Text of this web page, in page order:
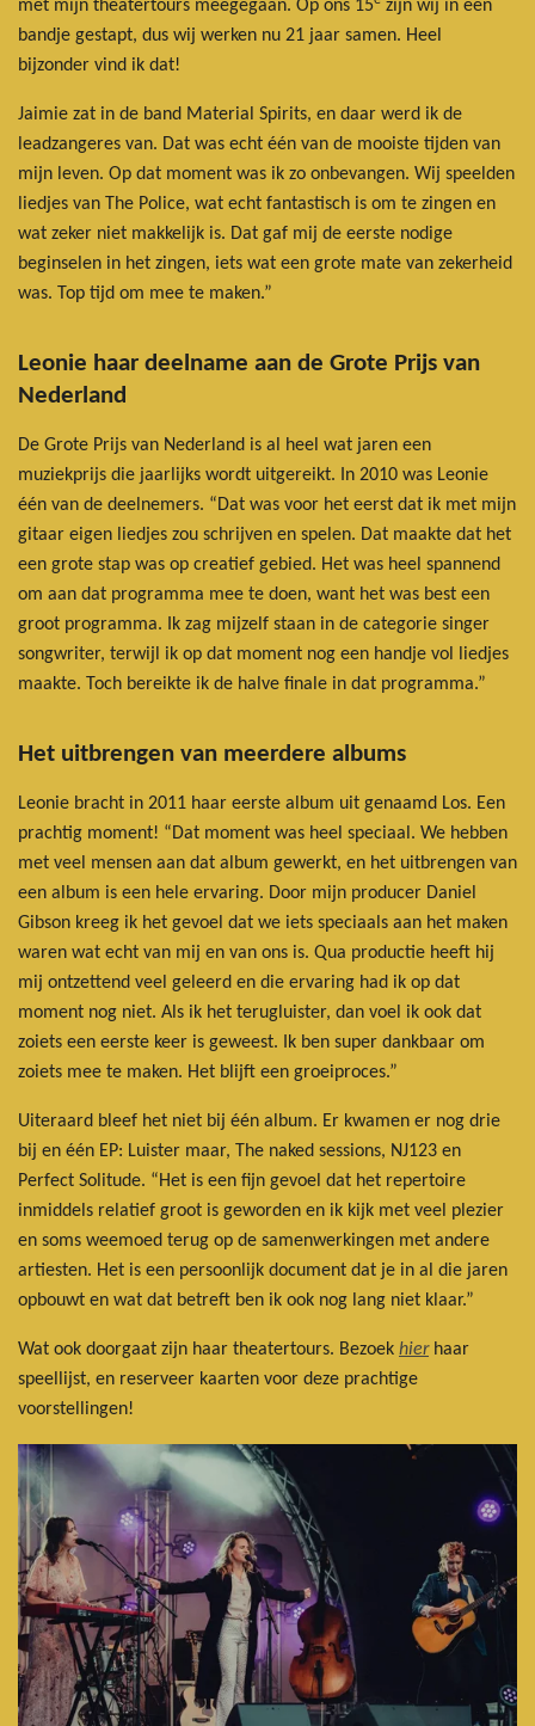
met mijn theatertours meegegaan. Op ons 15
zijn wij in een
bandje gestapt, dus wij werken nu 21 jaar samen. Heel
bijzonder vind ik dat!
Jaimie zat in de band Material Spirits, en daar werd ik de
leadzangeres van. Dat was echt één van de mooiste tijden van
mijn leven. Op dat moment was ik zo onbevangen. Wij speelden
liedjes van The Police, wat echt fantastisch is om te zingen en
wat zeker niet makkelijk is. Dat gaf mij de eerste nodige
beginselen in het zingen, iets wat een grote mate van zekerheid
was. Top tijd om mee te maken.”
Leonie haar deelname aan de Grote Prijs van
Nederland
De Grote Prijs van Nederland is al heel wat jaren een
muziekprijs die jaarlijks wordt uitgereikt. In 2010 was Leonie
één van de deelnemers. “Dat was voor het eerst dat ik met mijn
gitaar eigen liedjes zou schrijven en spelen. Dat maakte dat het
een grote stap was op creatief gebied. Het was heel spannend
om aan dat programma mee te doen, want het was best een
groot programma. Ik zag mijzelf staan in de categorie singer
songwriter, terwijl ik op dat moment nog een handje vol liedjes
maakte. Toch bereikte ik de halve finale in dat programma.”
Het uitbrengen van meerdere albums
Leonie bracht in 2011 haar eerste album uit genaamd Los. Een
prachtig moment! “Dat moment was heel speciaal. We hebben
met veel mensen aan dat album gewerkt, en het uitbrengen van
een album is een hele ervaring. Door mijn producer Daniel
Gibson kreeg ik het gevoel dat we iets speciaals aan het maken
waren wat echt van mij en van ons is. Qua productie heeft hij
mij ontzettend veel geleerd en die ervaring had ik op dat
moment nog niet. Als ik het terugluister, dan voel ik ook dat
zoiets een eerste keer is geweest. Ik ben super dankbaar om
zoiets mee te maken. Het blijft een groeiproces.”
Uiteraard bleef het niet bij één album. Er kwamen er nog drie
bij en één EP: Luister maar, The naked sessions, NJ123 en
Perfect Solitude. “Het is een fijn gevoel dat het repertoire
inmiddels relatief groot is geworden en ik kijk met veel plezier
en soms weemoed terug op de samenwerkingen met andere
artiesten. Het is een persoonlijk document dat je in al die jaren
opbouwt en wat dat betreft ben ik ook nog lang niet klaar.”
Wat ook doorgaat zijn haar theatertours. Bezoek hierhaar
speellijst, en reserveer kaarten voor deze prachtige
voorstellingen!